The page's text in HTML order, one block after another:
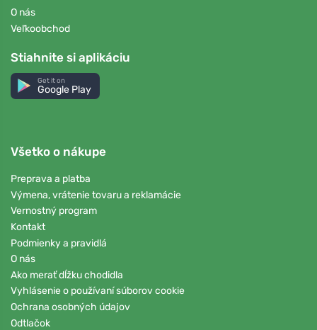
O nás
Veľkoobchod
Stiahnite si aplikáciu
Get it on
Google Play
Všetko o nákupe
Preprava a platba
Výmena, vrátenie tovaru a reklamácie
Vernostný program
Kontakt
Podmienky a pravidlá
O nás
Ako merať dĺžku chodidla
Vyhlásenie o používaní súborov cookie
Ochrana osobných údajov
Odtlačok